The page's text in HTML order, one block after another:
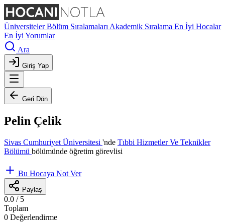
ÜniversitelerBölüm Sıralamaları Akademik Sıralama En İyi Hocalar
En İyi Yorumlar
Ara
Giriş Yap
Geri Dön
Pelin Çelik
Sivas Cumhuriyet Üniversitesi 'nde Tıbbi Hizmetler Ve Teknikler
Bölümü bölümünde öğretim görevlisi
Bu Hocaya Not Ver
Paylaş
0.0 / 5
Toplam
0 Değerlendirme